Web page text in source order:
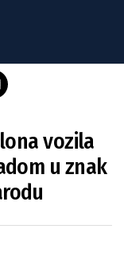
vozila
u znak